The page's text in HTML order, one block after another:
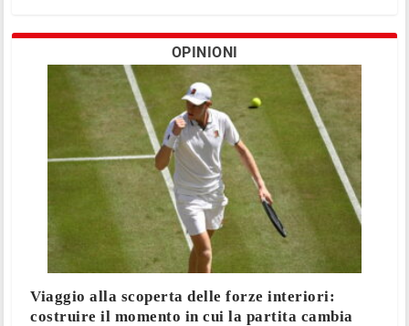
OPINIONI
Viaggio alla scoperta delle forze interiori:
costruire il momento in cui la partita cambia